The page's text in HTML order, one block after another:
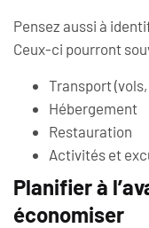
Pensez aussi à
Ceux-ci pourront
Transport
Hébergement
Restauration
Activités et
Planifier à
économiser